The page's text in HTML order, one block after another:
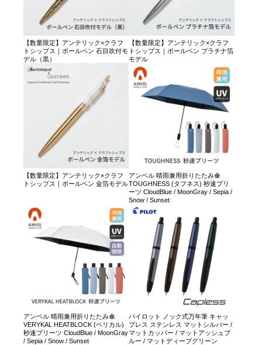
【数量限定】アンテリック×クラフ
トシップス｜ボールペン 石目吹付モ
デル（黒）
【数量限定】アンテリック×クラフ
トシップス｜ボールペン プラチナ箔
モデル
【数量限定】アンテリック×クラフ
トシップス｜ボールペン 金箔モデル
アンベル 晴雨兼用折りたたみ傘
TOUGHNESS (タフネス) 秒速プリ
ーツ CloudBlue / MoonGray / Sepia /
Snow / Sunset
アンベル 晴雨兼用折りたたみ傘
VERYKAL HEATBLOCK (ベリカル)
秒速プリーツ CloudBlue / MoonGray
/ Sepia / Snow / Sunset
パイロット ノック式万年筆 キャッ
プレス ステンレス マットシルバー /
マットカッパー / マットアッシュブ
ルー / マットディープグリーン